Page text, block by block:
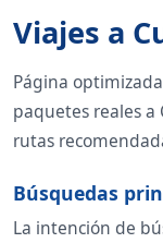
Viajes a
Página
paquetes reales
rutas
Búsquedas
La intención de